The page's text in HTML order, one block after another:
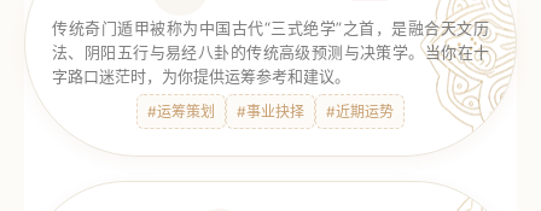
传统奇门遁甲被称为中国古代“三式绝学”之首，是融合天文历
法、阴阳五行与易经八卦的传统高级预测与决策学。当你在十
字路口迷茫时，为你提供运筹参考和建议。
#运筹策划 #事业抉择 #近期运势